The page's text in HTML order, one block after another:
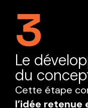
3
Le
du
Cette étape
l’idée